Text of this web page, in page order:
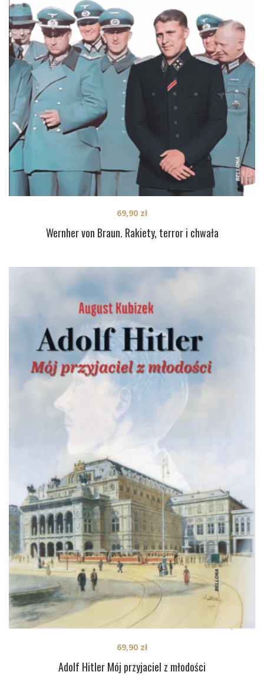
Wernher von Braun. Rakiety, terror i chwała
69,90 zł
Adolf Hitler Mój przyjaciel z młodości
69,90 zł